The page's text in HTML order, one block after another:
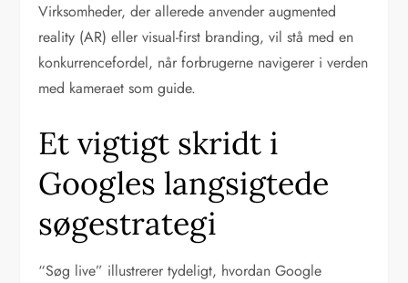
Virksomheder, der allerede anvender augmented
reality (AR) eller visual-first branding, vil stå med en
konkurrencefordel, når forbrugerne navigerer i verden
med kameraet som guide.
Et vigtigt skridt i
Googles langsigtede
søgestrategi
“Søg live” illustrerer tydeligt, hvordan Google